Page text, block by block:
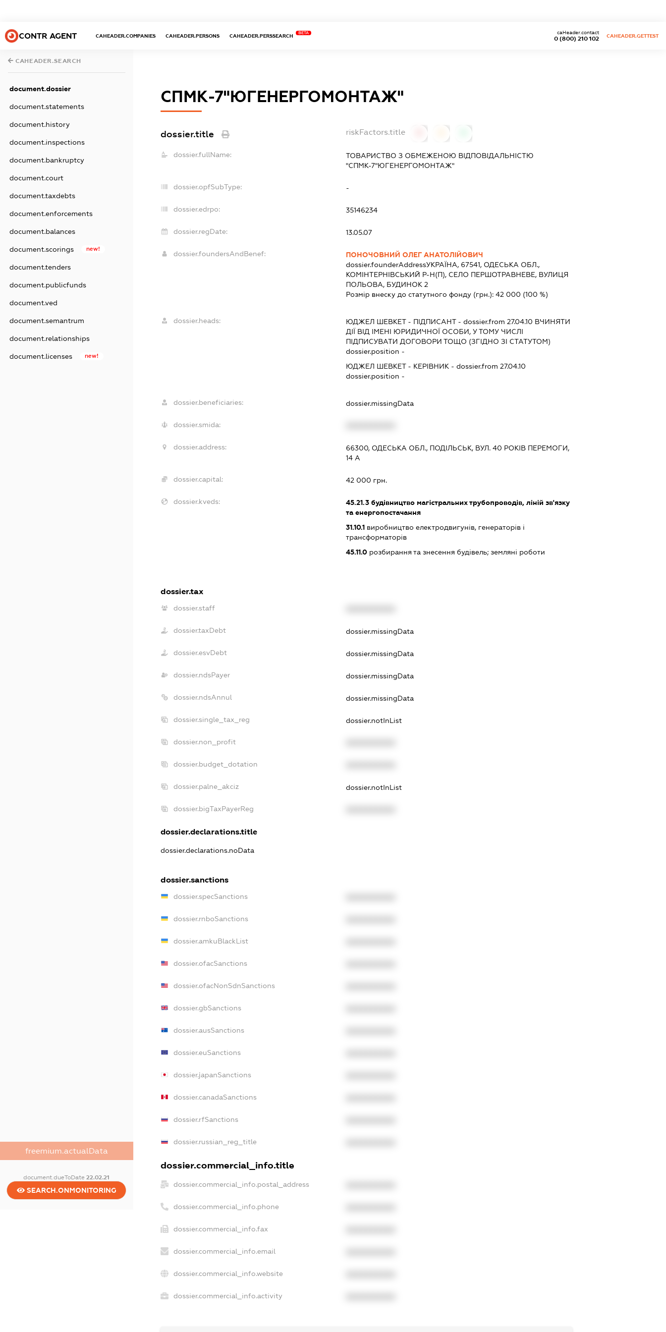
CONTR AGENT CAHEADER.COMPANIES CAHEADER.PERSONS CAHEADER.PERSSEARCH
BETA
0 (800) 210 102
caHeader.contact
CAHEADER.GETTEST
CAHEADER.SEARCH
document.dossier
document.statements
document.history
document.inspections
document.bankruptcy
document.court
document.taxdebts
document.enforcements
document.balances
document.scorings new!
document.tenders
document.publicfunds
document.ved
document.semantrum
document.relationships
document.licenses new!
freemium.actualData
document.dueToDate22.02.21
SEARCH.ONMONITORING
СПМК-7"ЮГЕНЕРГОМОНТАЖ"
dossier.title riskFactors.title
dossier.fullName:
ТОВАРИСТВО З ОБМЕЖЕНОЮ ВІДПОВІДАЛЬНІСТЮ
"СПМК-7"ЮГЕНЕРГОМОНТАЖ"
dossier.opfSubType: -
dossier.edrpo: 35146234
dossier.regDate: 13.05.07
dossier.foundersAndBenef:
ПОНОЧОВНИЙ ОЛЕГ АНАТОЛІЙОВИЧ
dossier.founderAddressУКРАЇНА, 67541, ОДЕСЬКА ОБЛ.,
КОМІНТЕРНІВСЬКИЙ Р-Н(П), СЕЛО ПЕРШОТРАВНЕВЕ, ВУЛИЦЯ
ПОЛЬОВА, БУДИНОК 2
Розмір внеску до статутного фонду (грн.): 42 000 (100 %)
dossier.heads: ЮДЖЕЛ ШЕВКЕТ- ПІДПИСАНТ- dossier.from 27.04.10 ВЧИНЯТИ
ДІЇ ВІД ІМЕНІ ЮРИДИЧНОЇ ОСОБИ, У ТОМУ ЧИСЛІ
ПІДПИСУВАТИ ДОГОВОРИ ТОЩО (ЗГІДНО ЗІ СТАТУТОМ)
dossier.position -
ЮДЖЕЛ ШЕВКЕТ- КЕРІВНИК - dossier.from 27.04.10
dossier.position -
dossier.beneficiaries: dossier.missingData
dossier.smida:
dossier.address:
66300, ОДЕСЬКА ОБЛ., ПОДІЛЬСЬК, ВУЛ. 40 РОКІВ ПЕРЕМОГИ,
14 А
dossier.capital: 42 000 грн.
dossier.kveds: 45.21.3будівництво магістральних трубопроводів, ліній зв'язку
та енергопостачання
31.10.1виробництво електродвигунів, генераторів і
трансформаторів
45.11.0розбирання та знесення будівель; земляні роботи
dossier.tax
dossier.staff
dossier.taxDebt dossier.missingData
dossier.esvDebt dossier.missingData
dossier.ndsPayer dossier.missingData
dossier.ndsAnnul dossier.missingData
dossier.single_tax_reg dossier.notInList
dossier.non_profit
dossier.budget_dotation
dossier.palne_akciz dossier.notInList
dossier.bigTaxPayerReg
dossier.declarations.title
dossier.declarations.noData
dossier.sanctions
dossier.specSanctions
dossier.rnboSanctions
dossier.amkuBlackList
dossier.ofacSanctions
dossier.ofacNonSdnSanctions
dossier.gbSanctions
dossier.ausSanctions
dossier.euSanctions
dossier.japanSanctions
dossier.canadaSanctions
dossier.rfSanctions
dossier.russian_reg_title
dossier.commercial_info.title
dossier.commercial_info.postal_address
dossier.commercial_info.phone
dossier.commercial_info.fax
dossier.commercial_info.email
dossier.commercial_info.website
dossier.commercial_info.activity